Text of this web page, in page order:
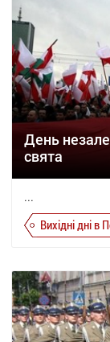
День
свята
...
Вихідні дні в